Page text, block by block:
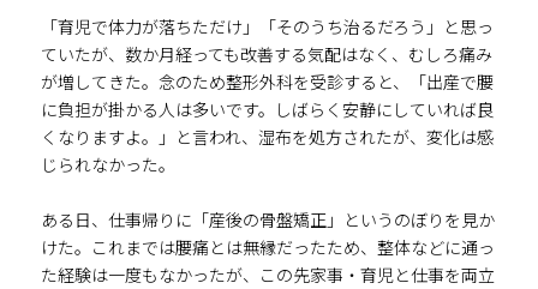
「育児で体力が落ちただけ」「そのうち治るだろう」と思っ
ていたが、数か月経っても改善する気配はなく、むしろ痛み
が増してきた。念のため整形外科を受診すると、「出産で腰
に負担が掛かる人は多いです。しばらく安静にしていれば良
くなりますよ。」と言われ、湿布を処方されたが、変化は感
じられなかった。
ある日、仕事帰りに「産後の骨盤矯正」というのぼりを見か
けた。これまでは腰痛とは無縁だったため、整体などに通っ
た経験は一度もなかったが、この先家事・育児と仕事を両立